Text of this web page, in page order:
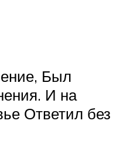
Был
И на
Ответил без